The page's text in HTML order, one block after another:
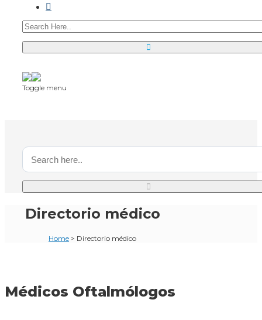
Toggle menu
Directorio médico
Home > Directorio médico
Médicos Oftalmólogos